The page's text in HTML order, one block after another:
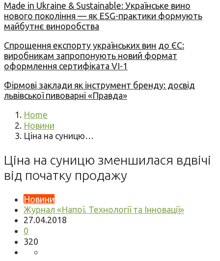
Made in Ukraine & Sustainable: Українське вино
нового покоління — як ESG-практики формують
майбутнє виноробства
Спрощення експорту українських вин до ЄС:
виробникам запропонують новий формат
оформлення сертифіката VI-1
Фірмові заклади як інструмент бренду: досвід
львівської пивоварні «Правда»
Home
Новини
Ціна на суницю…
Ціна на суницю зменшилася вдвічі
від початку продажу
Новини
Журнал «Напої. Технології та Інновації»
27.04.2018
0
320